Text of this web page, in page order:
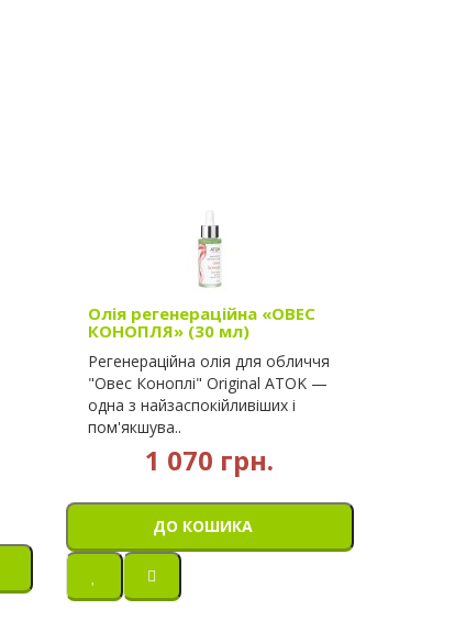
Олія регенераційна «ОВЕС
КОНОПЛЯ» (30 мл)
Регенераційна олія для обличчя
"Овес Коноплі" Original ATOK —
одна з найзаспокійливіших і
пом'якшува..
1 070 грн.
ДО КОШИКА